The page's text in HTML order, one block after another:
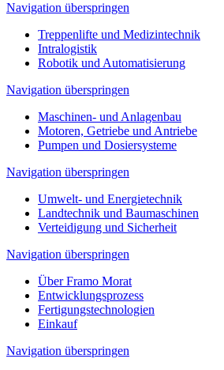
Navigation überspringen
Treppenlifte und Medizintechnik
Intralogistik
Robotik und Automatisierung
Navigation überspringen
Maschinen- und Anlagenbau
Motoren, Getriebe und Antriebe
Pumpen und Dosiersysteme
Navigation überspringen
Umwelt- und Energietechnik
Landtechnik und Baumaschinen
Verteidigung und Sicherheit
Navigation überspringen
Über Framo Morat
Entwicklungsprozess
Fertigungstechnologien
Einkauf
Navigation überspringen